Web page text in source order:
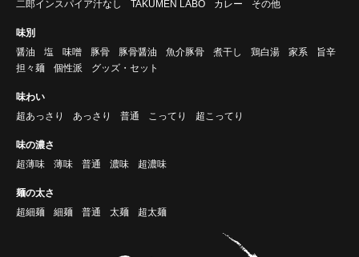
二郎インスパイア汁なし
TAKUMEN LABO カレー その他
味別
醤油
塩 味噌 豚骨 豚骨醤油 魚介豚骨 煮干し 鶏白湯 家系
旨辛
担々麺
個性派 グッズ・セット
味わい
超あっさり
あっさり 普通 こってり 超こってり
味の濃さ
超薄味
薄味 普通 濃味 超濃味
麺の太さ
超細麺
細麺 普通 太麺 超太麺